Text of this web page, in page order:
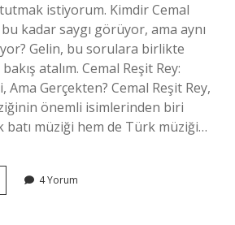
tutmak istiyorum. Kimdir Cemal
kadar saygı görüyor, ama aynı
Gelin, bu sorulara birlikte
atalım. Cemal Reşit Rey:
Ama Gerçekten? Cemal Reşit Rey,
önemli isimlerinden biri
batı müziği hem de Türk müziği…
4 Yorum